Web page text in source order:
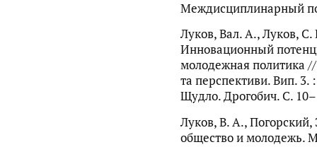
Междисциплинарный
Луков, Вал. А., Луков,
Инновационный
молодежная политика
та перспективи. Вип. 3.
Щудло. Дрогобич. С.
Луков, В. А.,
общество и молодежь.